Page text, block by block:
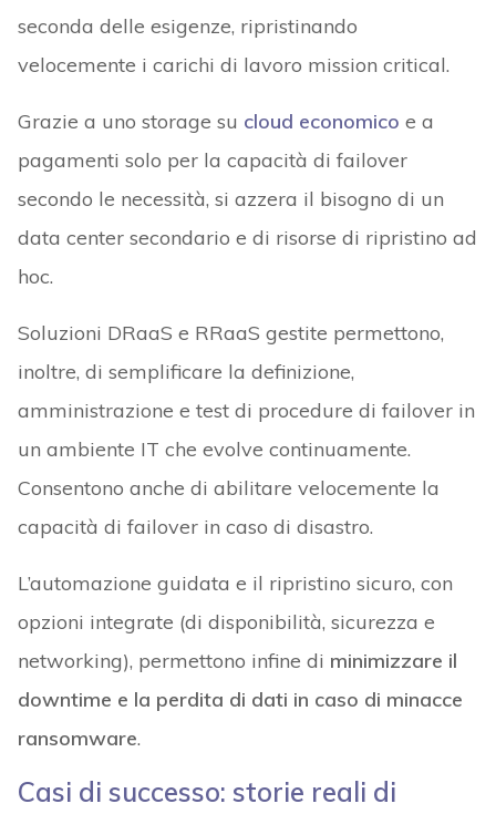
seconda delle esigenze, ripristinando
velocemente i carichi di lavoro mission critical.
Grazie a uno storage su cloud economico e a
pagamenti solo per la capacità di failover
secondo le necessità, si azzera il bisogno di un
data center secondario e di risorse di ripristino ad
hoc.
Soluzioni DRaaS e RRaaS gestite permettono,
inoltre, di semplificare la definizione,
amministrazione e test di procedure di failover in
un ambiente IT che evolve continuamente.
Consentono anche di abilitare velocemente la
capacità di failover in caso di disastro.
L’automazione guidata e il ripristino sicuro, con
opzioni integrate (di disponibilità, sicurezza e
networking), permettono infine di minimizzare il
downtime e la perdita di dati in caso di minacce
ransomware.
Casi di successo: storie reali di